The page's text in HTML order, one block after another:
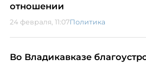
отношении
24 февраля, 11:07Политика
Во Владикавказе